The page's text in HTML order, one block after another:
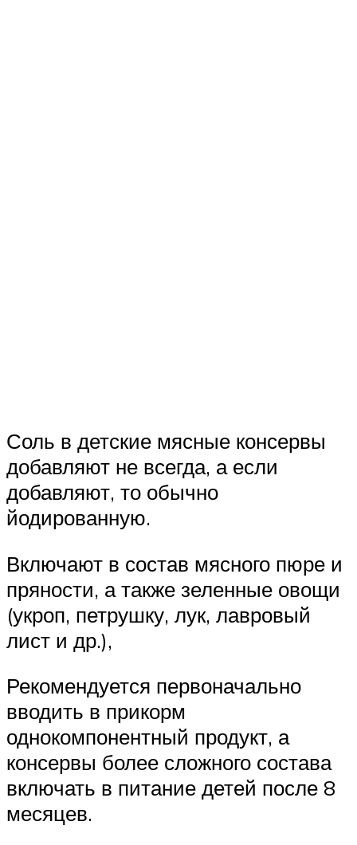
Соль в детские мясные консервы
добавляют не всегда, а если
добавляют, то обычно
йодированную.
Включают в состав мясного пюре и
пряности, а также зеленные овощи
(укроп, петрушку, лук, лавровый
лист и др.),
Рекомендуется первоначально
вводить в прикорм
однокомпонентный продукт, а
консервы более сложного состава
включать в питание детей после 8
месяцев.